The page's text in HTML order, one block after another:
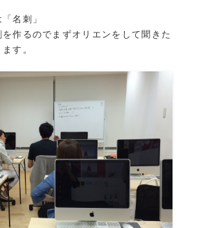
名刺」
作るのでまずオリエンをして聞きた
す。